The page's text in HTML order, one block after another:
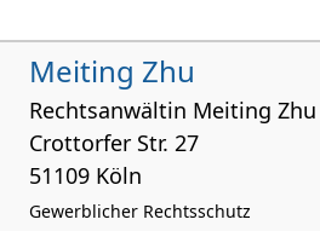
Meiting Zhu
Rechtsanwältin Meiting Zhu
Crottorfer Str. 27
51109 Köln
Gewerblicher Rechtsschutz